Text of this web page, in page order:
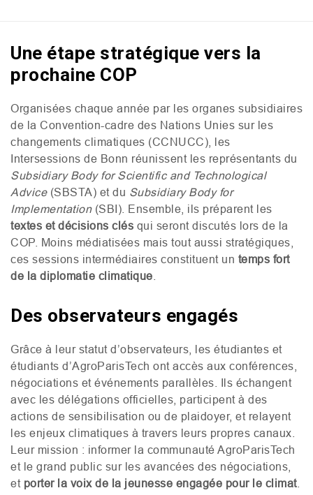
Une étape stratégique vers la
prochaine COP
Organisées chaque année par les organes subsidiaires
de la Convention-cadre des Nations Unies sur les
changements climatiques (CCNUCC), les
Intersessions de Bonn réunissent les représentants du
Subsidiary Body for Scientific and Technological
Advice(SBSTA) et du Subsidiary Body for
Implementation(SBI). Ensemble, ils préparent les
textes et décisions clés qui seront discutés lors de la
COP. Moins médiatisées mais tout aussi stratégiques,
ces sessions intermédiaires constituent un temps fort
de la diplomatie climatique
Des observateurs engagés
Grâce à leur statut d’observateurs, les étudiantes et
étudiants d’AgroParisTech ont accès aux conférences,
négociations et événements parallèles. Ils échangent
avec les délégations officielles, participent à des
actions de sensibilisation ou de plaidoyer, et relayent
les enjeux climatiques à travers leurs propres canaux.
Leur mission : informer la communauté AgroParisTech
et le grand public sur les avancées des négociations,
et porter la voix de la jeunesse engagée pour le climat.